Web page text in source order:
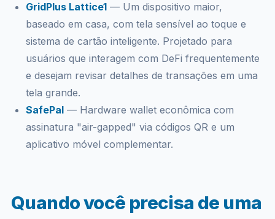
GridPlus Lattice1— Um dispositivo maior,
baseado em casa, com tela sensível ao toque e
sistema de cartão inteligente. Projetado para
usuários que interagem com DeFi frequentemente
e desejam revisar detalhes de transações em uma
tela grande.
SafePal— Hardware wallet econômica com
assinatura "air-gapped" via códigos QR e um
aplicativo móvel complementar.
Quando você precisa de uma